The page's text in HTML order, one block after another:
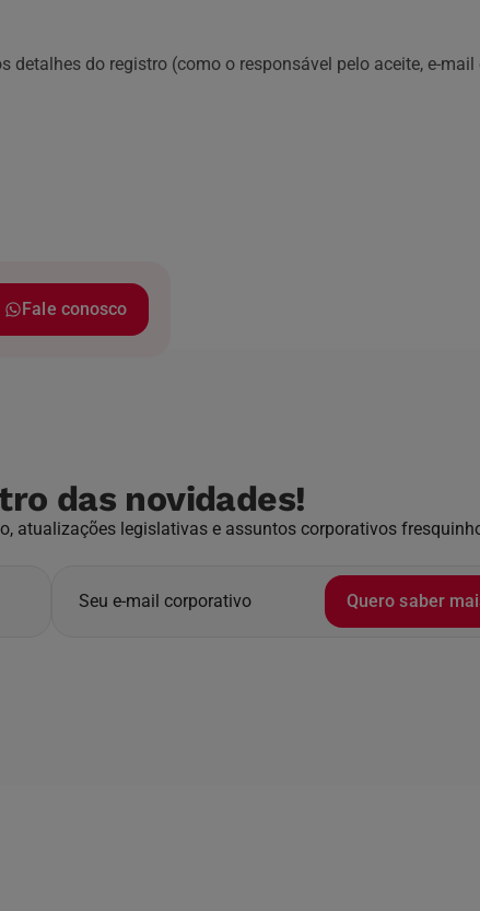
detalhes do registro (como o responsável pelo aceite, e-
Fale conosco
das novidades!
atualizações legislativas e assuntos corporativos
Quero saber